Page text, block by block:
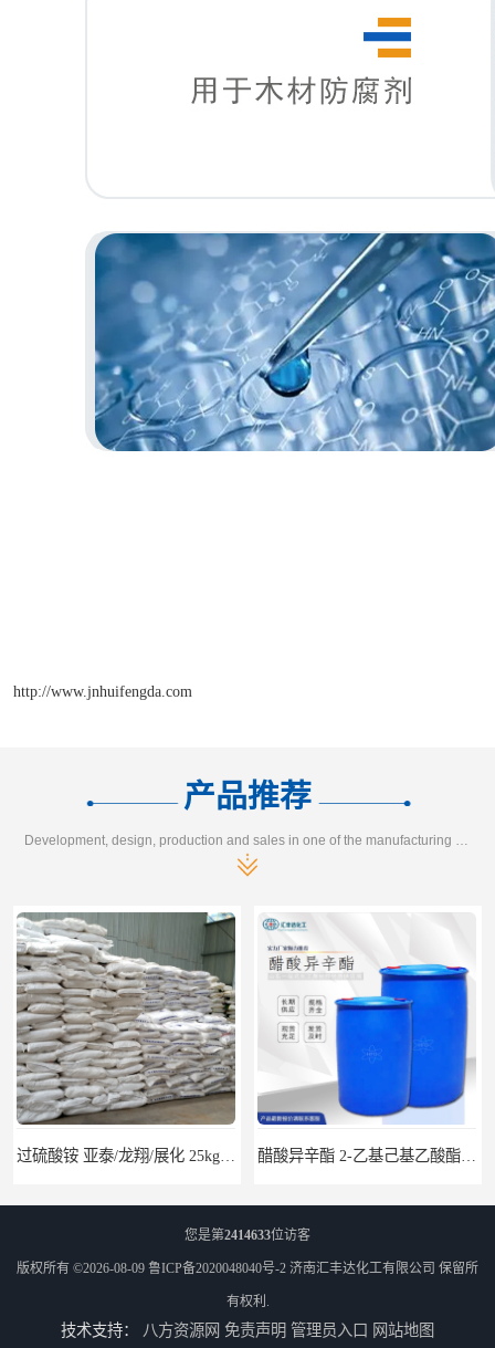
http://www.jnhuifengda.com
产品推荐
过硫酸铵 亚泰/龙翔/展化 25kg/袋 7727-54-0 醋酸异辛酯 2-乙基己基乙酸酯 170kg/桶 31565-19-2
您是第2414633位访客
版权所有 ©2026-08-09 鲁ICP备2020048040号-2 济南汇丰达化工有限公司 保留所
有权利.
技术支持： 八方资源网 免责声明 管理员入口 网站地图